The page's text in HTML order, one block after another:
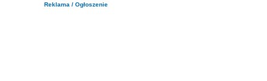
Reklama / Ogłoszenie